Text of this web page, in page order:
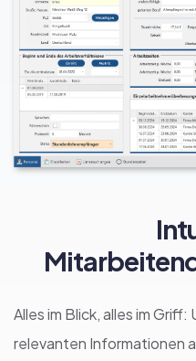
Alles im Blick, alles im
relevanten Informationen